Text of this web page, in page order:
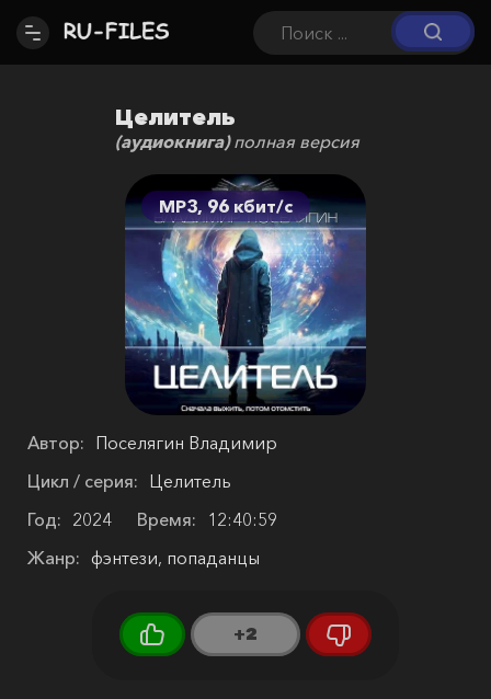
Целитель
(аудиокнига)полная версия
MP3, 96 кбит/c
Автор: Поселягин Владимир
Цикл / серия: Целитель
Год: 2024 Время:
12:40:59
Жанр: фэнтези, попаданцы
+2